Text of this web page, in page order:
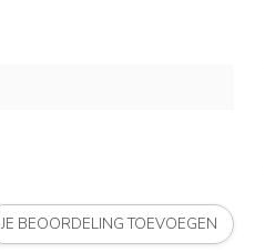
JE BEOORDELING TOEVOEGEN